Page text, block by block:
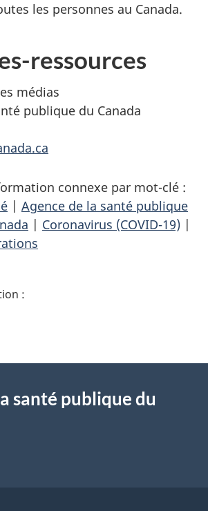
les personnes au Canada.
ressources
médias
publique du Canada
connexe par mot-clé :
| Agence de la santé publique
| Coronavirus (COVID-19) |
santé publique du